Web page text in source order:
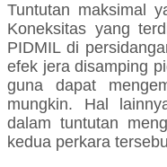
Tuntutan maksimal
Koneksitas yang
PIDMIL di
efek jera disamping
guna dapat
mungkin. Hal
dalam tuntutan
kedua perkara